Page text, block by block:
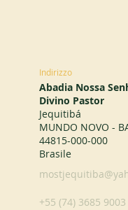
Indirizzo
Abadia Nossa
Divino Pastor
Jequitibá
MUNDO NOVO -
44815-000-000
Brasile
+55 (74) 3685 9003